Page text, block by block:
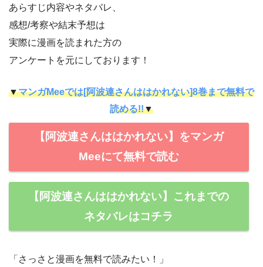
あらすじ内容やネタバレ、
感想/考察や結末予想は
実際に漫画を読まれた方の
アンケートを元にしております！
▼マンガMeeでは[阿波連さんははかれない]8巻まで無料で
読める!!▼
【阿波連さんははかれない】をマンガ
Meeにて無料で読む
【阿波連さんははかれない】これまでの
ネタバレはコチラ
「さっさと漫画を無料で読みたい！」